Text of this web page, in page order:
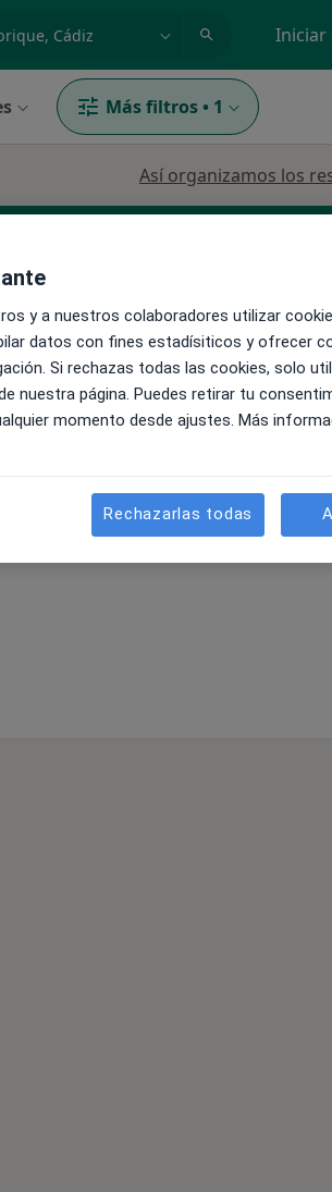
nombre
Madrid Iniciar
Más filtros • 1
Así organizamos los
La reserva de cita online no está
Pedir una cita
y a nuestros colaboradores utilizar
datos con fines estadísiticos y ofrecer
Si rechazas todas las cookies, solo
nuestra página. Puedes retirar tu
momento desde ajustes. Más
Rechazarlas todas